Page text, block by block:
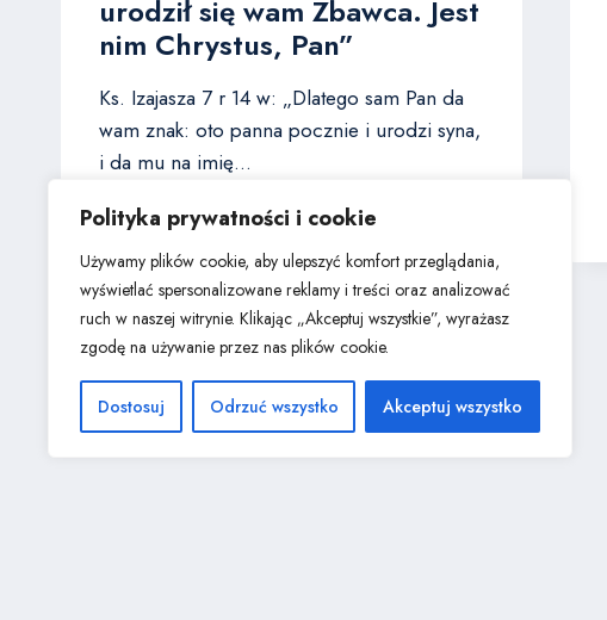
Polityka prywatności i cookie
Używamy plików cookie, aby ulepszyć komfort przeglądania,
wyświetlać spersonalizowane reklamy i treści oraz analizować
ruch w naszej witrynie. Klikając „Akceptuj wszystkie”, wyrażasz
zgodę na używanie przez nas plików cookie.
Dostosuj Odrzuć wszystko Akceptuj wszystko
urodził się wam Zbawca. Jest
nim Chrystus, Pan”
Ks. Izajasza 7 r 14 w: „Dlatego sam Pan da
wam znak: oto panna pocznie i urodzi syna,
i da mu na imię…
WIĘCEJ EW.
ŁUKASZA
2.11:
„DZIŚ
URODZIŁ
SIĘ
WAM
ZBAWCA.
JEST
NIM
CHRYSTUS,